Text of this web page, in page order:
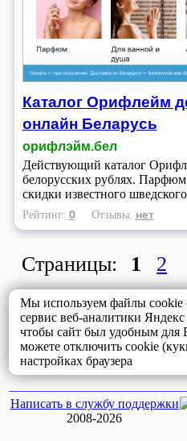
Каталог Орифлейм
онлайн Беларусь
орифлэйм.бел
Действующий каталог
белорусских рублях.
скидки известного
Рейтинг: 0 Отзывы: нет
Страницы: 1 2
Мы используем файлы cookie
сервис веб-аналитики
чтобы сайт был удобным для
можете отключить cookie
настройках браузера
Написать в службу поддержки
2008-2026